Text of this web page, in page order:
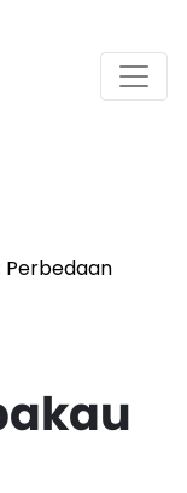
Perbedaan